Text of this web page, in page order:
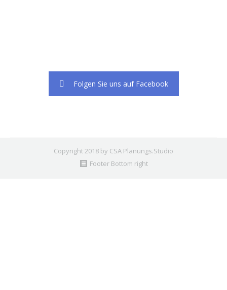
Folgen Sie uns auf Facebook
Copyright 2018 by CSA Planungs.Studio
Footer Bottom right